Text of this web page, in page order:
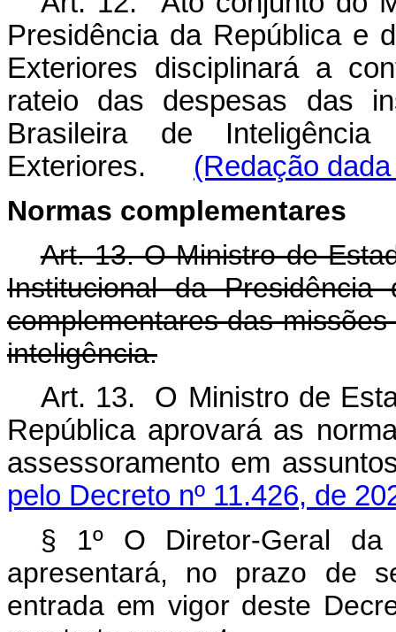
Presidência da República e
Exteriores disciplinará a
rateio das despesas das
Brasileira de
Exteriores. (Redação
Normas complementares
Art. 13. O Ministro de
Institucional da
complementares das
inteligência.
Art. 13. O Ministro de
República aprovará as
assessoramento em
pelo Decreto nº 11.426, de
§ 1º O Diretor-Geral da
apresentará, no prazo de
entrada em vigor deste